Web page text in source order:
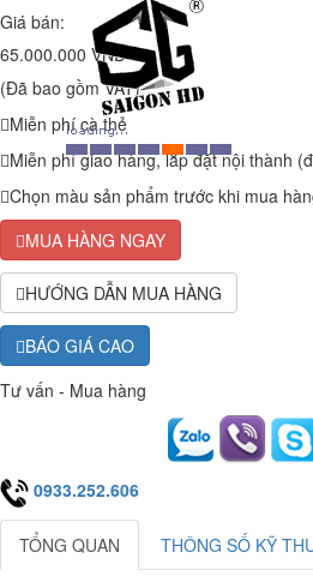
Giá bán:
65.000.000 VNĐ
(Đã bao gồm VAT)
Miễn phí cà thẻ
Miễn phí giao hàng, lắp đặt nội thành
Chọn màu sản phẩm trước khi mua
MUA HÀNG NGAY
HƯỚNG DẪN MUA HÀNG
BÁO GIÁ CAO
Tư vấn - Mua hàng
0933.252.606
TỔNG QUAN THÔNG SỐ KỸ